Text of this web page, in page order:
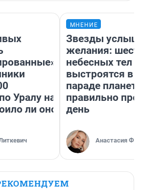
Уралу на
ли оно
МНЕНИЕ
Звезды
желания:
небесных тел
выстроятся в
параде планет
правильно
день
Анастасия